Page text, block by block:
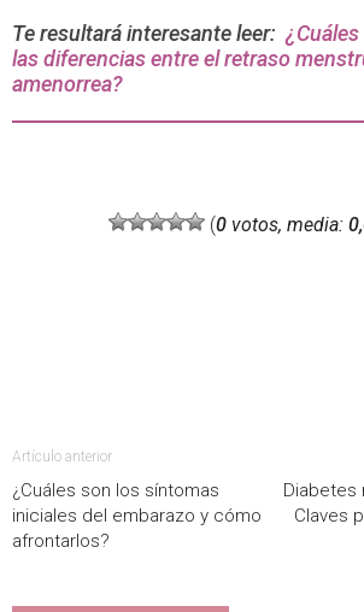
Te resultará interesante leer:
las diferencias entre el retraso
amenorrea?
(0 votos, media:
Artículo anterior
¿Cuáles son los síntomas
iniciales del embarazo y cómo
afrontarlos?
Diabetes
Claves